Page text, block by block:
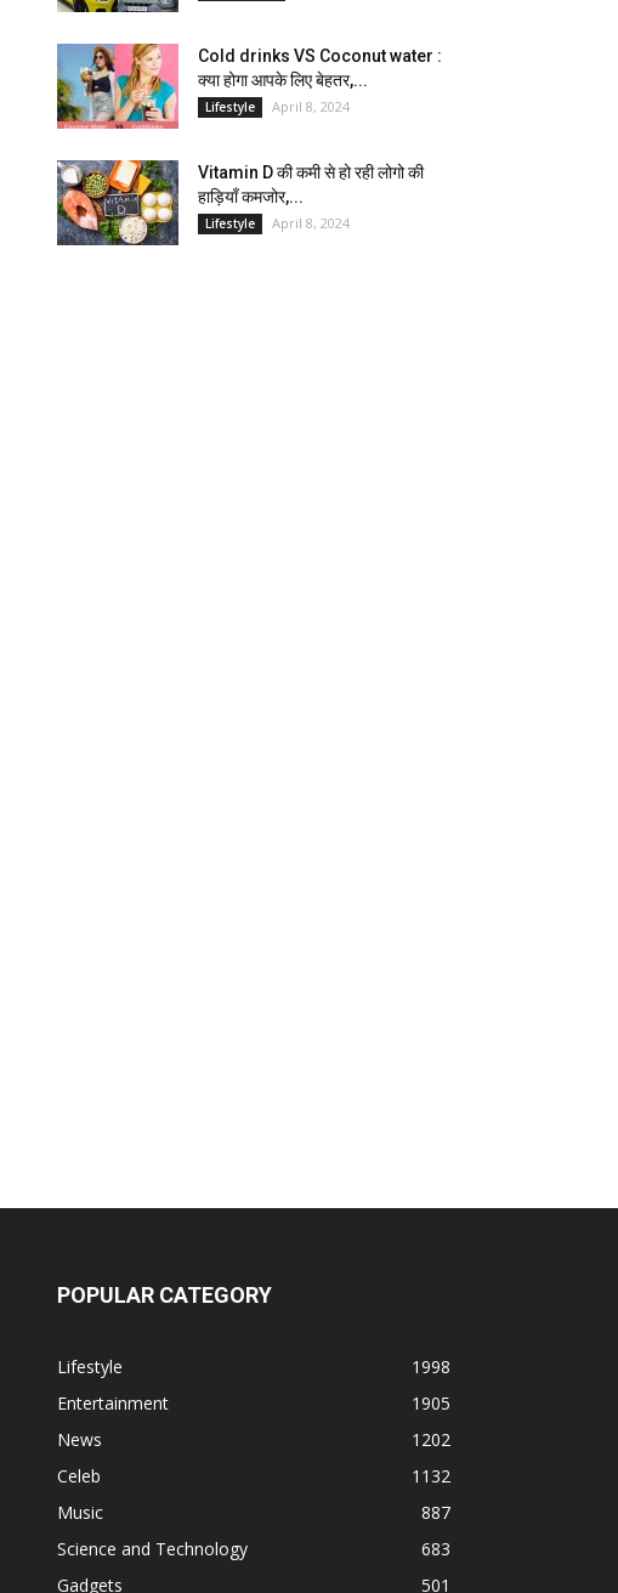
Cold drinks VS Coconut water :
क्या होगा आपके लिए बेहतर,...
Lifestyle April 8, 2024
Vitamin D की कमी से हो रही लोगो की
हाड़ियाँ कमजोर,...
Lifestyle April 8, 2024
POPULAR CATEGORY
Lifestyle
1998
Entertainment
1905
News
1202
Celeb
1132
Music
887
Science and Technology
683
Gadgets
501